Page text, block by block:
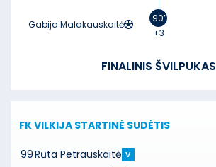
FK VILKIJA STARTINĖ SUDĖTIS
99Rūta Petrauskaitė V
Gabija Malakauskaitė
90’
+3
FINALINIS ŠVILPUKAS